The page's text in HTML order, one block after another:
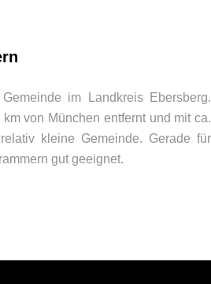
im Landkreis Ebersberg.
von München entfernt und mit ca.
kleine Gemeinde. Gerade für
gut geeignet.